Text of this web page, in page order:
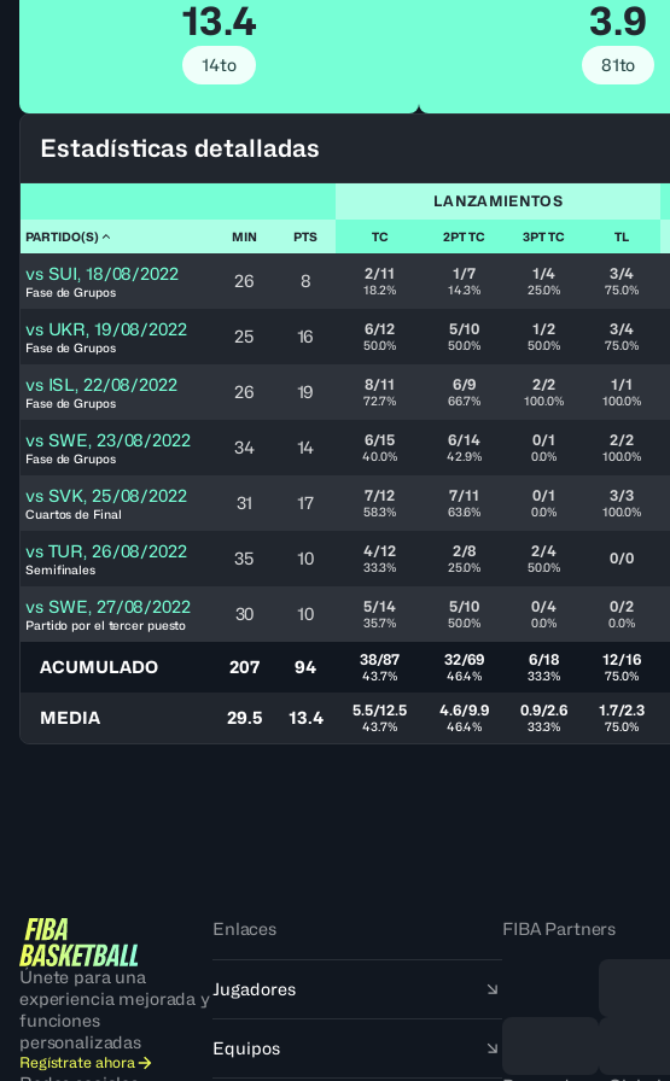
13.4
14to
3.9
81to
Estadísticas detalladas
LANZAMIENTOS
PARTIDO(S) MIN PTS TC 2PT TC 3PT TC TL
vs SUI, 18/08/2022
Fase de Grupos
26 8 2/11
18.2%
1/7
14.3%
1/4
25.0%
3/4
75.0%
vs UKR, 19/08/2022
Fase de Grupos
25 16 6/12
50.0%
5/10
50.0%
1/2
50.0%
3/4
75.0%
vs ISL, 22/08/2022
Fase de Grupos
26 19 8/11
72.7%
6/9
66.7%
2/2
100.0%
1/1
100.0%
vs SWE, 23/08/2022
Fase de Grupos
34 14 6/15
40.0%
6/14
42.9%
0/1
0.0%
2/2
100.0%
vs SVK, 25/08/2022
Cuartos de Final
31 17 7/12
58.3%
7/11
63.6%
0/1
0.0%
3/3
100.0%
vs TUR, 26/08/2022
Semifinales
35 10 4/12
33.3%
2/8
25.0%
2/4
50.0% 0/0
vs SWE, 27/08/2022
Partido por el tercer puesto
30 10 5/14
35.7%
5/10
50.0%
0/4
0.0%
0/2
0.0%
ACUMULADO 207 94 38/87
43.7%
32/69
46.4%
6/18
33.3%
12/16
75.0%
MEDIA 29.5 13.4 5.5/12.5
43.7%
4.6/9.9
46.4%
0.9/2.6
33.3%
1.7/2.3
75.0%
Únete para una
experiencia mejorada y
funciones
personalizadas
Regístrate ahora
Enlaces
Jugadores
Equipos
FIBA Partners